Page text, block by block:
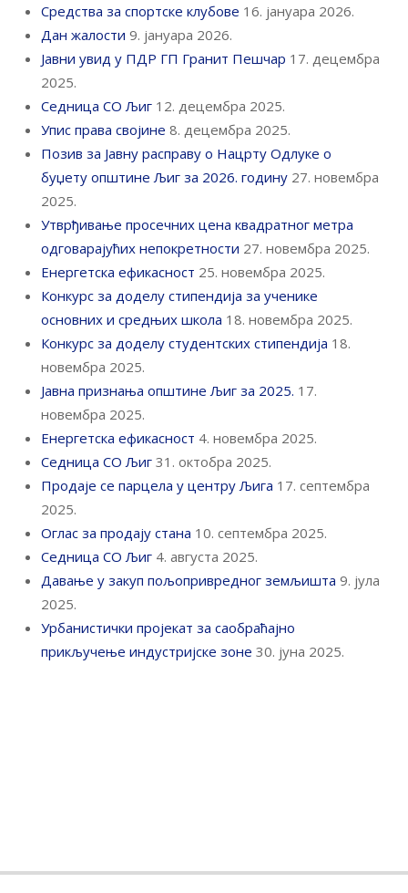
Средства за спортске клубове 16. јануара 2026.
Дан жалости 9. јануара 2026.
Јавни увид у ПДР ГП Гранит Пешчар 17. децембра
2025.
Седница СО Љиг 12. децембра 2025.
Упис права својине 8. децембра 2025.
Позив за Јавну расправу о Нацрту Одлуке о
буџету општине Љиг за 2026. годину 27. новембра
2025.
Утврђивање просечних цена квадратног метра
одговарајућих непокретности 27. новембра 2025.
Енергетска ефикасност 25. новембра 2025.
Конкурс за доделу стипендија за ученике
основних и средњих школа 18. новембра 2025.
Конкурс за доделу студентских стипендија 18.
новембра 2025.
Јавна признања општине Љиг за 2025. 17.
новембра 2025.
Енергетска ефикасност 4. новембра 2025.
Седница СО Љиг 31. октобра 2025.
Продаје се парцела у центру Љига 17. септембра
2025.
Оглас за продају стана 10. септембра 2025.
Седница СО Љиг 4. августа 2025.
Давање у закуп пољопривредног земљишта 9. јула
2025.
Урбанистички пројекат за саобраћајно
прикључење индустријске зоне 30. јуна 2025.